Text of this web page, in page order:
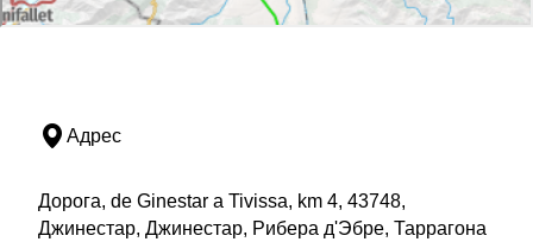
Адрес
Дорога, de Ginestar a Tivissa, km 4, 43748,
Джинестар, Джинестар, Рибера д'Эбре, Таррагона